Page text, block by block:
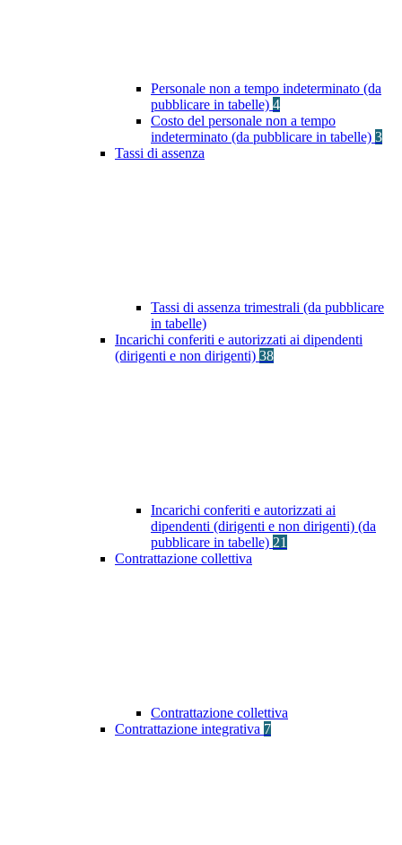
Personale non a tempo indeterminato (da
pubblicare in tabelle) 4
Costo del personale non a tempo
indeterminato (da pubblicare in tabelle) 3
Tassi di assenza
Tassi di assenza trimestrali (da pubblicare
in tabelle)
Incarichi conferiti e autorizzati ai dipendenti
(dirigenti e non dirigenti) 38
Incarichi conferiti e autorizzati ai
dipendenti (dirigenti e non dirigenti) (da
pubblicare in tabelle) 21
Contrattazione collettiva
Contrattazione collettiva
Contrattazione integrativa 7